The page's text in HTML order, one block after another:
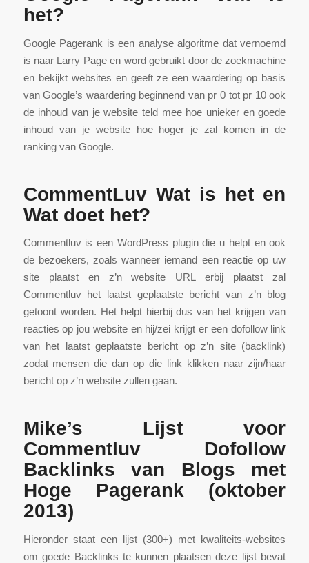
het?
Google Pagerank is een analyse algoritme dat vernoemd
is naar Larry Page en word gebruikt door de zoekmachine
en bekijkt websites en geeft ze een waardering op basis
van Google’s waardering beginnend van pr 0 tot pr 10 ook
de inhoud van je website teld mee hoe unieker en goede
inhoud van je website hoe hoger je zal komen in de
ranking van Google.
CommentLuv Wat is het en
Wat doet het?
Commentluv is een WordPress plugin die u helpt en ook
de bezoekers, zoals wanneer iemand een reactie op uw
site plaatst en z’n website URL erbij plaatst zal
Commentluv het laatst geplaatste bericht van z’n blog
getoont worden. Het helpt hierbij dus van het krijgen van
reacties op jou website en hij/zei krijgt er een dofollow link
van het laatst geplaatste bericht op z’n site (backlink)
zodat mensen die dan op die link klikken naar zijn/haar
bericht op z’n website zullen gaan.
Mike’s Lijst voor
Commentluv Dofollow
Backlinks van Blogs met
Hoge Pagerank (oktober
2013)
Hieronder staat een lijst (300+) met kwaliteits-websites
om goede Backlinks te kunnen plaatsen deze lijst bevat